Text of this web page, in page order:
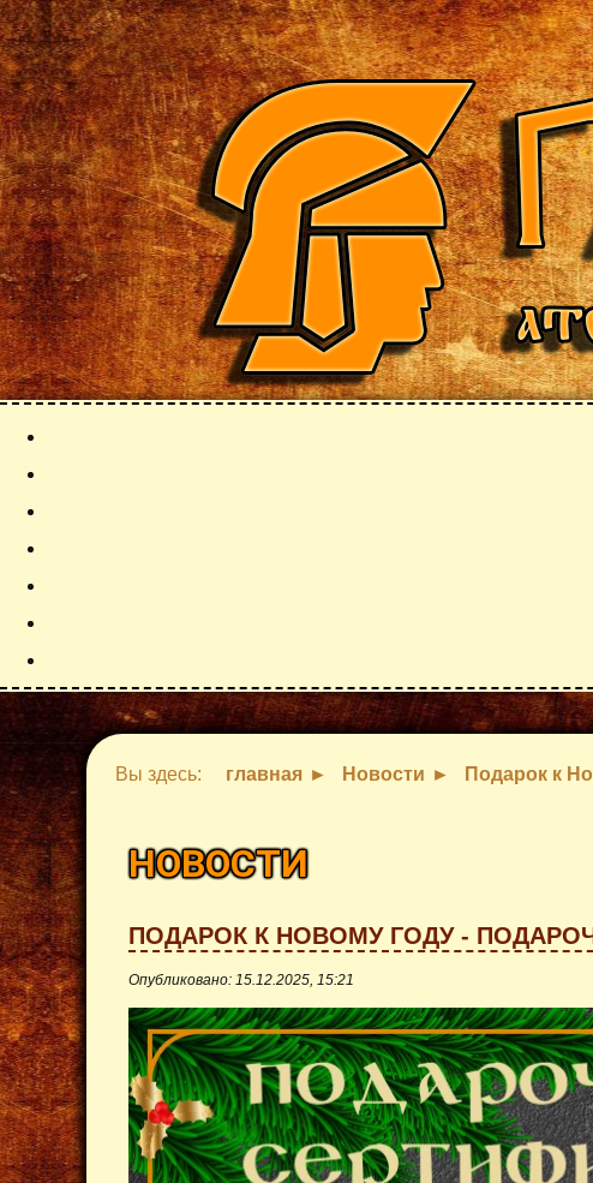
Вы здесь: главная Новости Подарок к
НОВОСТИ
ПОДАРОК К НОВОМУ ГОДУ -
Опубликовано: 15.12.2025, 15:21